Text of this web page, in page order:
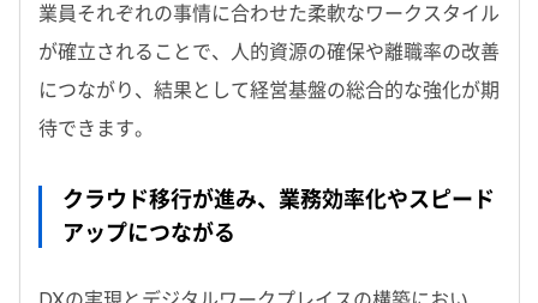
業員それぞれの事情に合わせた柔軟なワークスタイル
が確立されることで、人的資源の確保や離職率の改善
につながり、結果として経営基盤の総合的な強化が期
待できます。
クラウド移行が進み、業務効率化やスピード
アップにつながる